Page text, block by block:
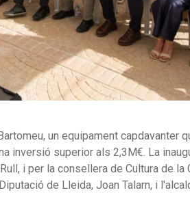
un equipament capdavanter
inversió superior als 2,3M€. La
i per la consellera de Cultura de la
de Lleida, Joan Talarn, i